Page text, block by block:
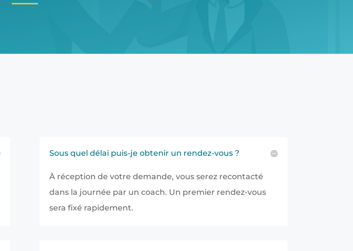
Sous quel délai puis-je obtenir un rendez-vous ?
À réception de votre demande, vous serez recontacté
dans la journée par un coach. Un premier rendez-vous
sera fixé rapidement.